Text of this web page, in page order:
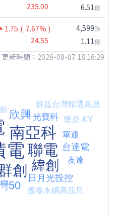
235.00 6.51億
1.75 ( 7.67% )
24.55
4,599張
1.11億
更新時間：2026-08-07 18:16:29